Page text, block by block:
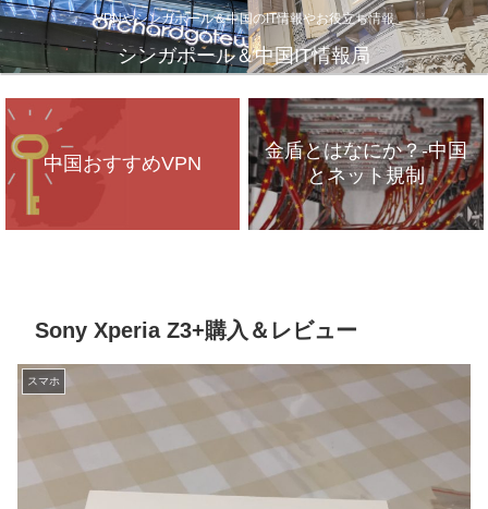
VPNやシンガポール＆中国のIT情報やお役立ち情報
シンガポール＆中国IT情報局
中国おすすめVPN
金盾とはなにか？-中国
とネット規制
Sony Xperia Z3+購入＆レビュー
スマホ